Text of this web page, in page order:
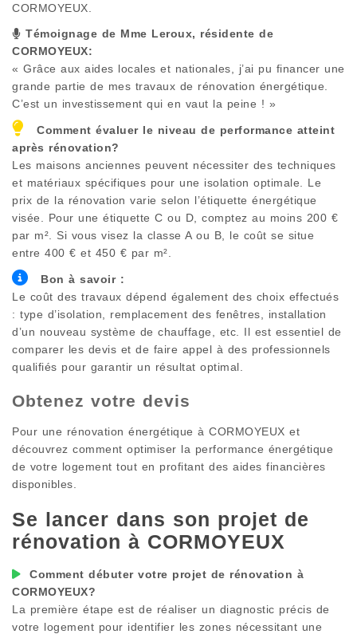
CORMOYEUX
Témoignage de Mme Leroux, résidente de
CORMOYEUX:
« Grâce aux aides locales et nationales, j’ai pu financer une
grande partie de mes travaux de rénovation énergétique.
C’est un investissement qui en vaut la peine ! »
Comment évaluer le niveau de performance atteint
après rénovation?
Les maisons anciennes peuvent nécessiter des techniques
et matériaux spécifiques pour une isolation optimale. Le
prix de la rénovation varie selon l’étiquette énergétique
visée. Pour une étiquette C ou D, comptez au moins 200 €
par m². Si vous visez la classe A ou B, le coût se situe
entre 400 € et 450 € par m².
Bon à savoir :
Le coût des travaux dépend également des choix effectués
: type d’isolation, remplacement des fenêtres, installation
d’un nouveau système de chauffage, etc. Il est essentiel de
comparer les devis et de faire appel à des professionnels
qualifiés pour garantir un résultat optimal.
Obtenez votre devis
Pour une rénovation énergétique à CORMOYEUX et
découvrez comment optimiser la performance énergétique
de votre logement tout en profitant des aides financières
disponibles.
Se lancer dans son projet de
rénovation à CORMOYEUX
Comment débuter votre projet de rénovation à
CORMOYEUX?
La première étape est de réaliser un diagnostic précis de
votre logement pour identifier les zones nécessitant une